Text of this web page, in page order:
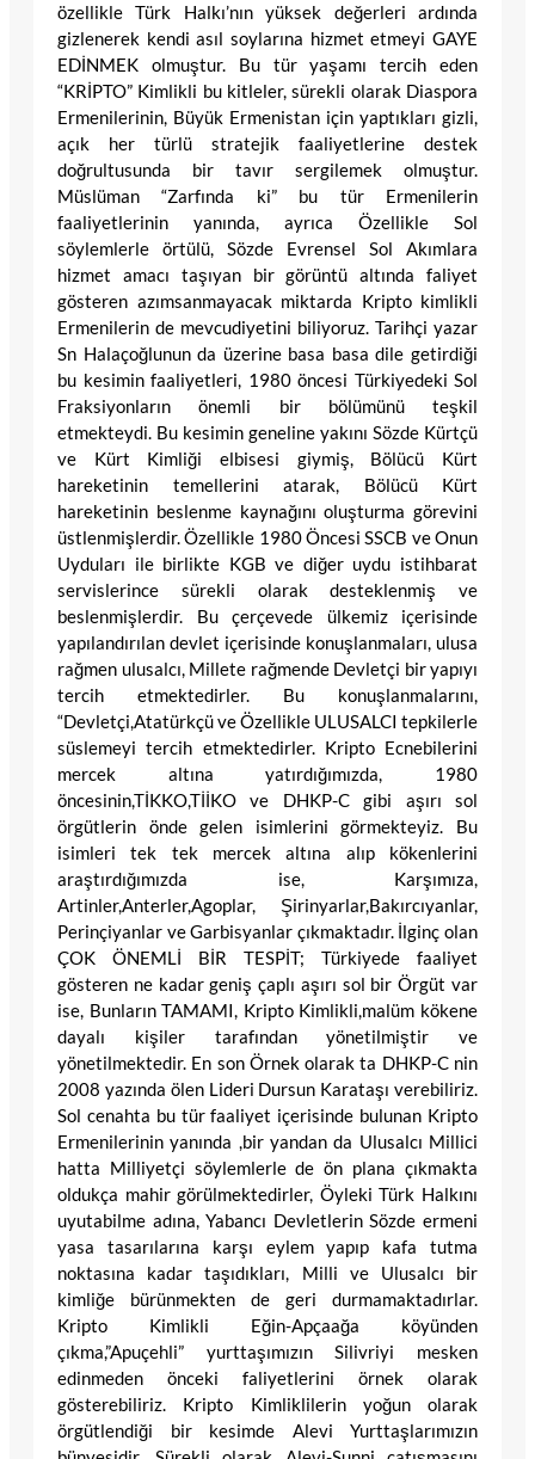
özellikle Türk Halkı’nın yüksek değerleri ardında
gizlenerek kendi asıl soylarına hizmet etmeyi GAYE
EDİNMEK olmuştur. Bu tür yaşamı tercih eden
“KRİPTO” Kimlikli bu kitleler, sürekli olarak Diaspora
Ermenilerinin, Büyük Ermenistan için yaptıkları gizli,
açık her türlü stratejik faaliyetlerine destek
doğrultusunda bir tavır sergilemek olmuştur.
Müslüman “Zarfında ki” bu tür Ermenilerin
faaliyetlerinin yanında, ayrıca Özellikle Sol
söylemlerle örtülü, Sözde Evrensel Sol Akımlara
hizmet amacı taşıyan bir görüntü altında faliyet
gösteren azımsanmayacak miktarda Kripto kimlikli
Ermenilerin de mevcudiyetini biliyoruz. Tarihçi yazar
Sn Halaçoğlunun da üzerine basa basa dile getirdiği
bu kesimin faaliyetleri, 1980 öncesi Türkiyedeki Sol
Fraksiyonların önemli bir bölümünü teşkil
etmekteydi. Bu kesimin geneline yakını Sözde Kürtçü
ve Kürt Kimliği elbisesi giymiş, Bölücü Kürt
hareketinin temellerini atarak, Bölücü Kürt
hareketinin beslenme kaynağını oluşturma görevini
üstlenmişlerdir. Özellikle 1980 Öncesi SSCB ve Onun
Uyduları ile birlikte KGB ve diğer uydu istihbarat
servislerince sürekli olarak desteklenmiş ve
beslenmişlerdir. Bu çerçevede ülkemiz içerisinde
yapılandırılan devlet içerisinde konuşlanmaları, ulusa
rağmen ulusalcı, Millete rağmende Devletçi bir yapıyı
tercih etmektedirler. Bu konuşlanmalarını,
“Devletçi,Atatürkçü ve Özellikle ULUSALCI tepkilerle
süslemeyi tercih etmektedirler. Kripto Ecnebilerini
mercek altına yatırdığımızda, 1980
öncesinin,TİKKO,TİİKO ve DHKP-C gibi aşırı sol
örgütlerin önde gelen isimlerini görmekteyiz. Bu
isimleri tek tek mercek altına alıp kökenlerini
araştırdığımızda ise, Karşımıza,
Artinler,Anterler,Agoplar, Şirinyarlar,Bakırcıyanlar,
Perinçiyanlar ve Garbisyanlar çıkmaktadır. İlginç olan
ÇOK ÖNEMLİ BİR TESPİT; Türkiyede faaliyet
gösteren ne kadar geniş çaplı aşırı sol bir Örgüt var
ise, Bunların TAMAMI, Kripto Kimlikli,malüm kökene
dayalı kişiler tarafından yönetilmiştir ve
yönetilmektedir. En son Örnek olarak ta DHKP-C nin
2008 yazında ölen Lideri Dursun Karataşı verebiliriz.
Sol cenahta bu tür faaliyet içerisinde bulunan Kripto
Ermenilerinin yanında ,bir yandan da Ulusalcı Millici
hatta Milliyetçi söylemlerle de ön plana çıkmakta
oldukça mahir görülmektedirler, Öyleki Türk Halkını
uyutabilme adına, Yabancı Devletlerin Sözde ermeni
yasa tasarılarına karşı eylem yapıp kafa tutma
noktasına kadar taşıdıkları, Milli ve Ulusalcı bir
kimliğe bürünmekten de geri durmamaktadırlar.
Kripto Kimlikli Eğin-Apçaağa köyünden
çıkma,”Apuçehli” yurttaşımızın Silivriyi mesken
edinmeden önceki faliyetlerini örnek olarak
gösterebiliriz. Kripto Kimliklilerin yoğun olarak
örgütlendiği bir kesimde Alevi Yurttaşlarımızın